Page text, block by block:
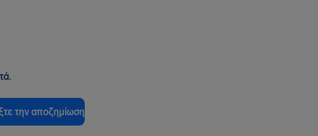
την αποζημίωση